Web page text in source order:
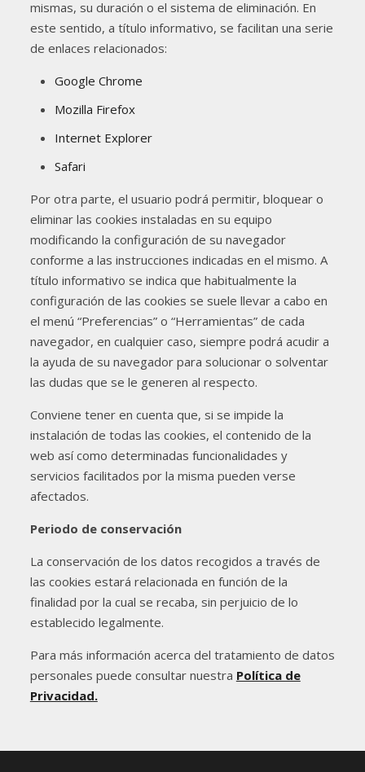
mismas, su duración o el sistema de eliminación. En
este sentido, a título informativo, se facilitan una serie
de enlaces relacionados:
Google Chrome
Mozilla Firefox
Internet Explorer
Safari
Por otra parte, el usuario podrá permitir, bloquear o
eliminar las cookies instaladas en su equipo
modificando la configuración de su navegador
conforme a las instrucciones indicadas en el mismo. A
título informativo se indica que habitualmente la
configuración de las cookies se suele llevar a cabo en
el menú “Preferencias” o “Herramientas” de cada
navegador, en cualquier caso, siempre podrá acudir a
la ayuda de su navegador para solucionar o solventar
las dudas que se le generen al respecto.
Conviene tener en cuenta que, si se impide la
instalación de todas las cookies, el contenido de la
web así como determinadas funcionalidades y
servicios facilitados por la misma pueden verse
afectados.
Periodo de conservación
La conservación de los datos recogidos a través de
las cookies estará relacionada en función de la
finalidad por la cual se recaba, sin perjuicio de lo
establecido legalmente.
Para más información acerca del tratamiento de datos
personales puede consultar nuestra Política de
Privacidad.